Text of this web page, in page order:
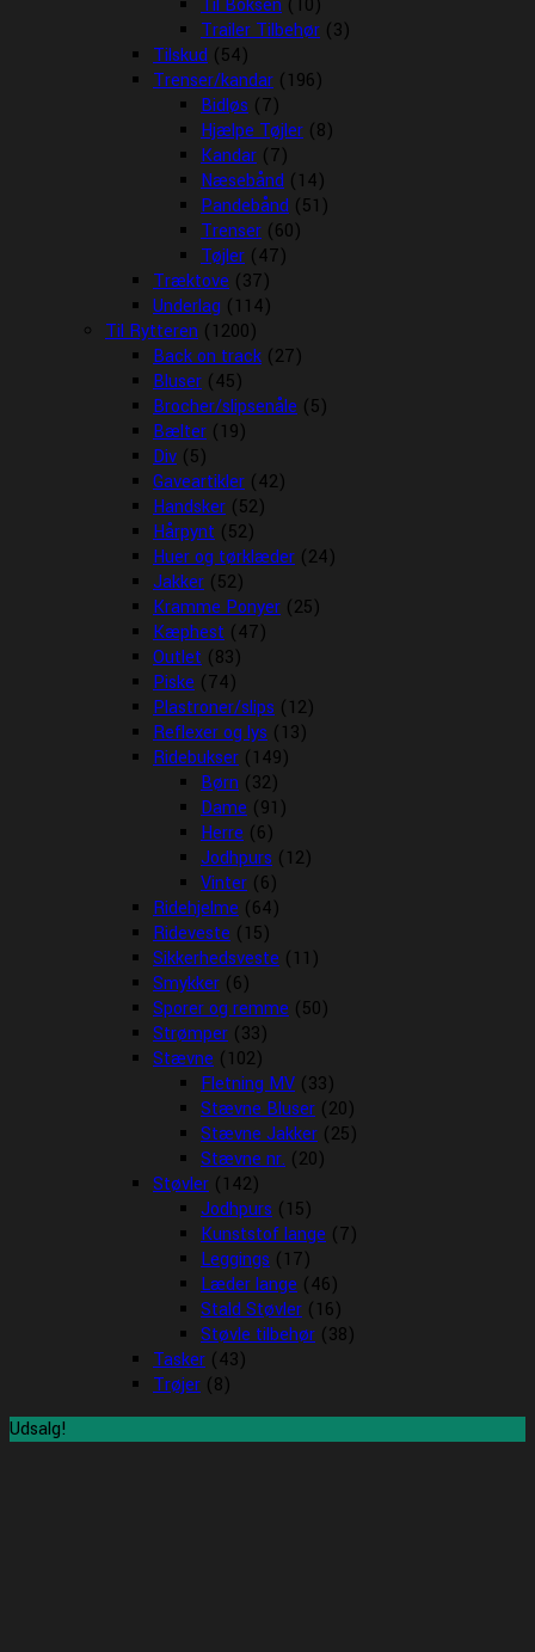
Til Boksen (10)
Trailer Tilbehør (3)
Tilskud (54)
Trenser/kandar (196)
Bidløs (7)
Hjælpe Tøjler (8)
Kandar (7)
Næsebånd (14)
Pandebånd (51)
Trenser (60)
Tøjler (47)
Træktove (37)
Underlag (114)
Til Rytteren (1200)
Back on track (27)
Bluser (45)
Brocher/slipsenåle (5)
Bælter (19)
Div (5)
Gaveartikler (42)
Handsker (52)
Hårpynt (52)
Huer og tørklæder (24)
Jakker (52)
Kramme Ponyer (25)
Kæphest (47)
Outlet (83)
Piske (74)
Plastroner/slips (12)
Reflexer og lys (13)
Ridebukser (149)
Børn (32)
Dame (91)
Herre (6)
Jodhpurs (12)
Vinter (6)
Ridehjelme (64)
Rideveste (15)
Sikkerhedsveste (11)
Smykker (6)
Sporer og remme (50)
Strømper (33)
Stævne (102)
Fletning MV (33)
Stævne Bluser (20)
Stævne Jakker (25)
Stævne nr. (20)
Støvler (142)
Jodhpurs (15)
Kunststof lange (7)
Leggings (17)
Læder lange (46)
Stald Støvler (16)
Støvle tilbehør (38)
Tasker (43)
Trøjer (8)
Udsalg!